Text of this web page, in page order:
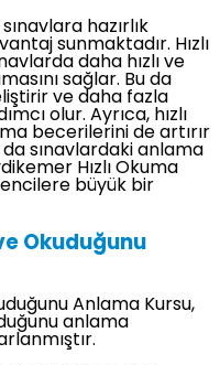
hazırlık
sunmaktadır. Hızlı
daha hızlı ve
sağlar. Bu da
ve daha fazla
olur. Ayrıca, hızlı
becerilerini de artırır
da sınavlardaki anlama
Hızlı Okuma
büyük bir
Okuduğunu
Anlama Kursu,
anlama